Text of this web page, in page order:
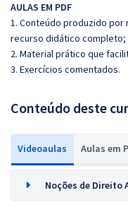
AULAS EM PDF
1. Conteúdo produzido
recurso didático completo;
2. Material prático que
3. Exercícios comentados.
Conteúdo deste
Videoaulas Aulas em
Noções de